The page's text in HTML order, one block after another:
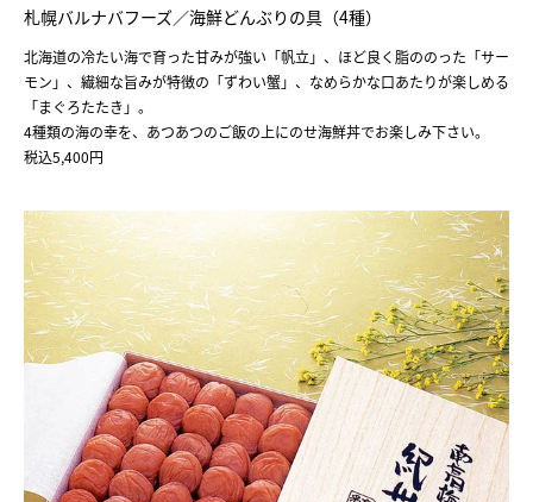
札幌バルナバフーズ／海鮮どんぶりの具（4種）
北海道の冷たい海で育った甘みが強い「帆立」、ほど良く脂ののった「サー
モン」、繊細な旨みが特徴の「ずわい蟹」、なめらかな口あたりが楽しめる
「まぐろたたき」。
4種類の海の幸を、あつあつのご飯の上にのせ海鮮丼でお楽しみ下さい。
税込5,400円